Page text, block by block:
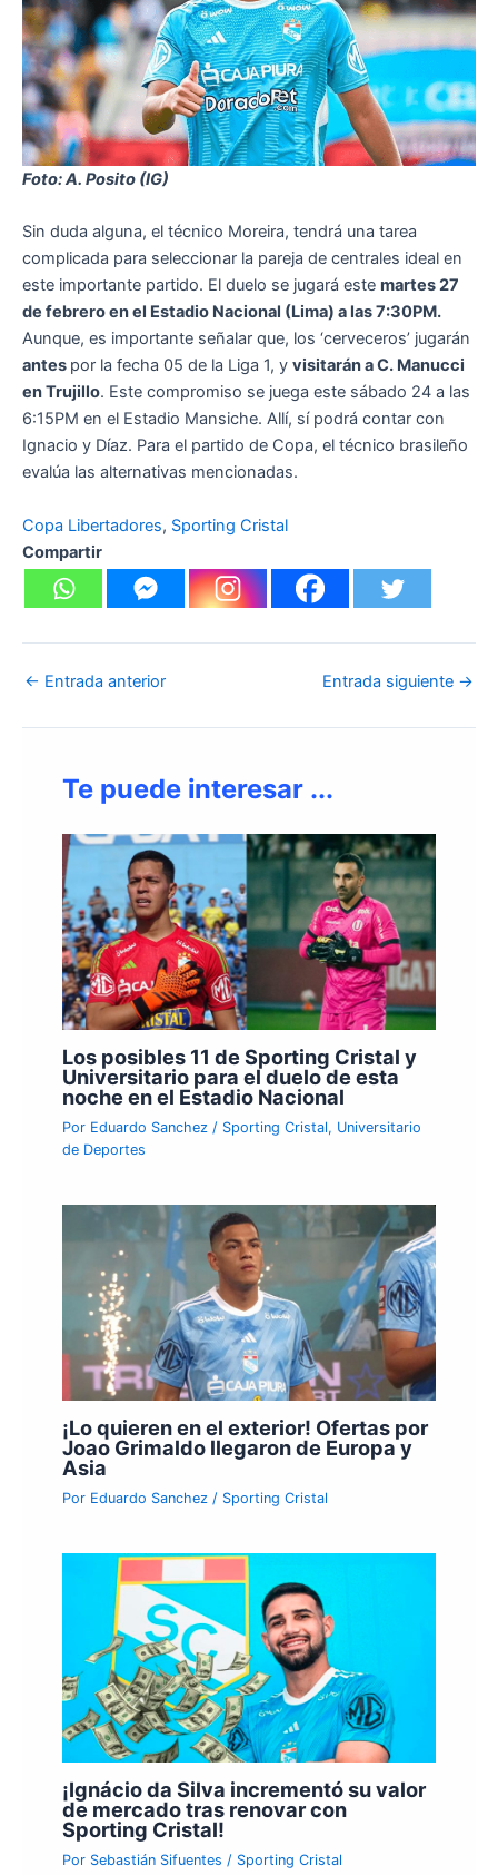
Foto: A. Posito (IG)
Sin duda alguna, el técnico Moreira, tendrá una tarea
complicada para seleccionar la pareja de centrales ideal en
este importante partido. El duelo se jugará este martes 27
de febrero en el Estadio Nacional (Lima) a las 7:30PM.
Aunque, es importante señalar que, los ‘cerveceros’ jugarán
antes por la fecha 05 de la Liga 1, y visitarán a C. Manucci
en Trujillo. Este compromiso se juega este sábado 24 a las
6:15PM en el Estadio Mansiche. Allí, sí podrá contar con
Ignacio y Díaz. Para el partido de Copa, el técnico brasileño
evalúa las alternativas mencionadas.
Copa Libertadores, Sporting Cristal
Compartir
← Entrada anterior Entrada siguiente →
Te puede interesar ...
Los posibles 11 de Sporting Cristal y
Universitario para el duelo de esta
noche en el Estadio Nacional
Por Eduardo Sanchez / Sporting Cristal, Universitario
de Deportes
¡Lo quieren en el exterior! Ofertas por
Joao Grimaldo llegaron de Europa y
Asia
Por Eduardo Sanchez / Sporting Cristal
¡Ignácio da Silva incrementó su valor
de mercado tras renovar con
Sporting Cristal!
Por Sebastián Sifuentes / Sporting Cristal